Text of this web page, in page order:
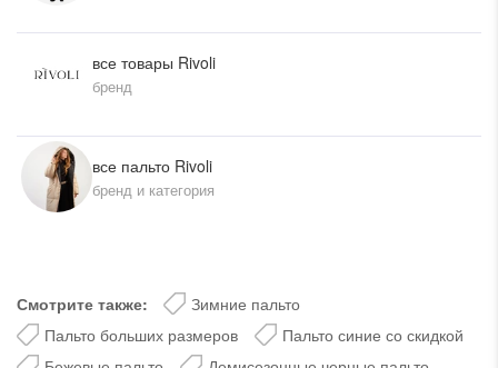
все товары Rivoli
бренд
все пальто Rivoli
бренд и категория
Смотрите также:
Зимние пальто
Пальто больших размеров
Пальто синие со скидкой